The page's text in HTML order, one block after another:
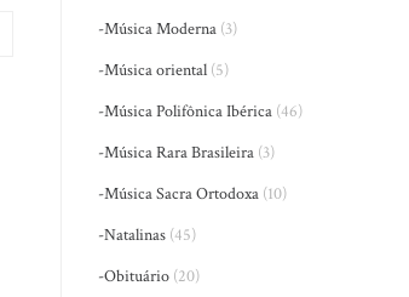
-Música Moderna (3)
-Música oriental (5)
-Música Polifônica Ibérica (46)
-Música Rara Brasileira (3)
-Música Sacra Ortodoxa (10)
-Natalinas (45)
-Obituário (20)